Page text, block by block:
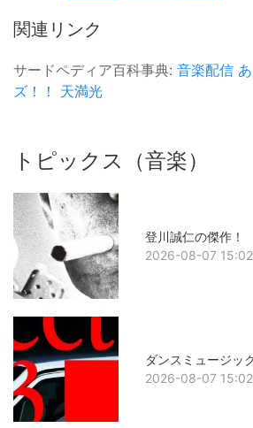
関連リンク
サードペディア百科事典: 音楽配信
ズ！！
天満光
トピックス（音楽）
登川誠仁の傑作！
2026-08-07
ダンスミュージッ
2026-08-07